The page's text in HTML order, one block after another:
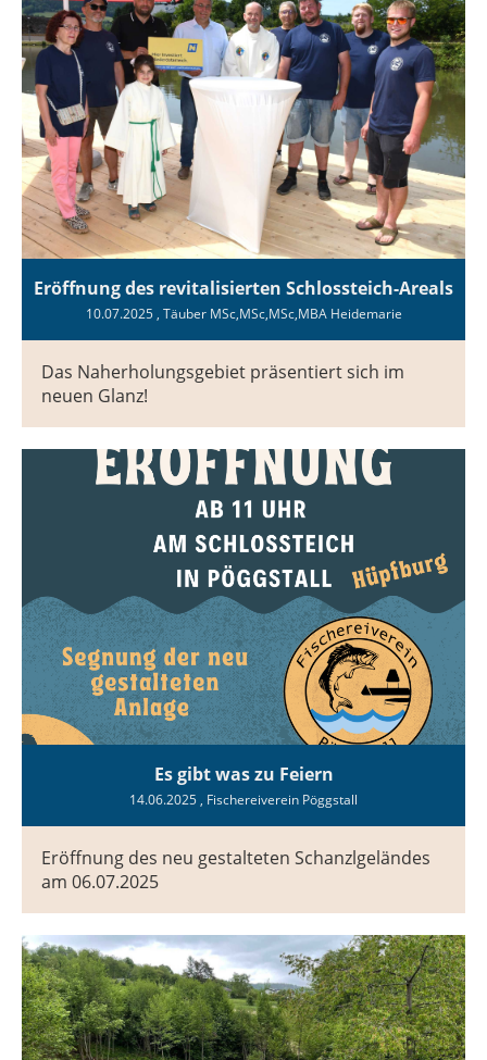
Eröffnung des revitalisierten Schlossteich-Areals
10.07.2025, Täuber MSc,MSc,MSc,MBA Heidemarie
Das Naherholungsgebiet präsentiert sich im
neuen Glanz!
Es gibt was zu Feiern
14.06.2025 , Fischereiverein Pöggstall
Eröffnung des neu gestalteten Schanzlgeländes
am 06.07.2025